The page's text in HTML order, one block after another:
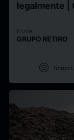
legalmente |
Fonte
GRUPO RETIRO
target Scopri